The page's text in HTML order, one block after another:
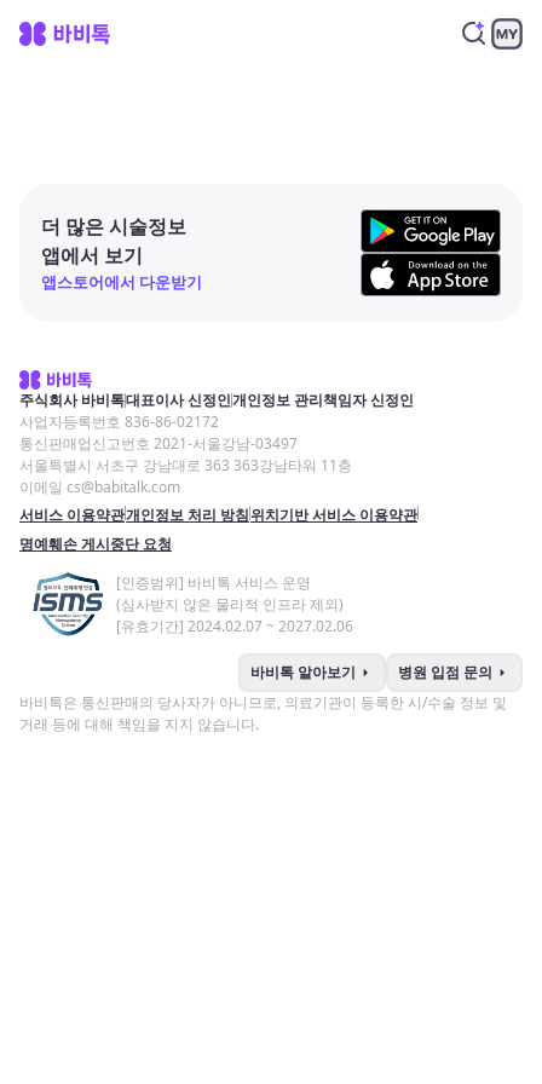
더 많은 시술정보
앱에서 보기
앱스토어에서 다운받기
주식회사 바비톡대표이사 신정인개인정보 관리책임자 신정인
사업자등록번호 836-86-02172
통신판매업신고번호 2021-서울강남-03497
서울특별시 서초구 강남대로 363 363강남타워 11층
이메일 cs@babitalk.com
서비스 이용약관개인정보 처리 방침위치기반 서비스 이용약관
명예훼손 게시중단 요청
[인증범위] 바비톡 서비스 운영
(심사받지 않은 물리적 인프라 제외)
[유효기간] 2024.02.07 ~ 2027.02.06
바비톡 알아보기 arrow_right 병원 입점 문의 arrow_right
바비톡은 통신판매의 당사자가 아니므로, 의료기관이 등록한 시/수술 정보 및
거래 등에 대해 책임을 지지 않습니다.